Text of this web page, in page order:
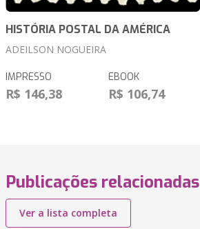
HISTÓRIA POSTAL DA AMÉRICA
ADEILSON NOGUEIRA
IMPRESSO
R$ 146,38
EBOOK
R$ 106,74
Publicações relacionadas
Ver a lista completa